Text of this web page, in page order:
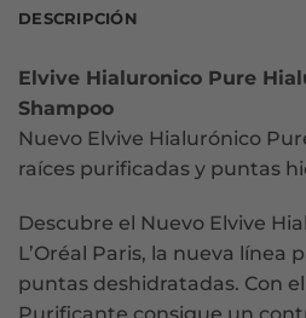
DESCRIPCIÓN
Elvive Hialuronico Pure
Shampoo
Nuevo Elvive Hialurónico
raíces purificadas y puntas
Descubre el Nuevo Elvive
L’Oréal Paris, la nueva línea
puntas deshidratadas. Con